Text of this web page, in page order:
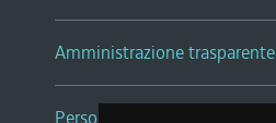
Amministrazione trasparente
Persone e Uffici